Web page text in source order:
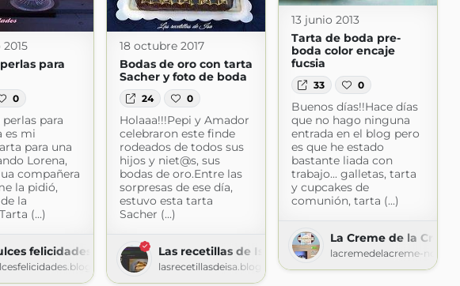
13 junio 2013
Tarta de boda pre-
boda color encaje
fucsia
33 0
Buenos días!!Hace días
que no hago ninguna
entrada en el blog pero
es que he estado
bastante liada con
trabajo... galletas, tarta
y cupcakes de
comunión, tarta (...)
La Creme de la Creme
lacremedelacreme-
y cocina - Recetas con fotos
para
0
para
es mi
para una
Lorena,
compañera
la pidió,
la
(...)
felicidades
18 octubre 2017
Bodas de oro con tarta
Sacher y foto de boda
24 0
Holaaa!!!Pepi y Amador
celebraron este finde
rodeados de todos sus
hijos y niet@s, sus
bodas de oro.Entre las
sorpresas de ese día,
estuvo esta tarta
Sacher (...)
Las recetillas de Isa
lasrecetillasdeisa.blogspot.com